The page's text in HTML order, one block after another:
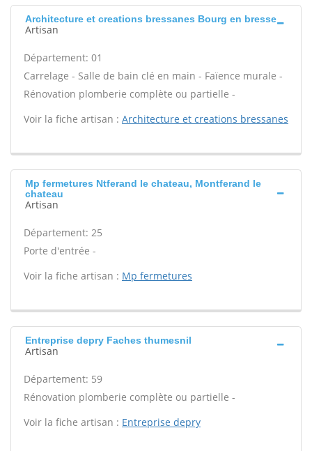
Architecture et creations bressanes Bourg en bresse
Artisan
Département: 01
Carrelage - Salle de bain clé en main - Faïence murale -
Rénovation plomberie complète ou partielle -
Voir la fiche artisan : Architecture et creations bressanes
Mp fermetures Ntferand le chateau, Montferand le
chateau
Artisan
Département: 25
Porte d'entrée -
Voir la fiche artisan : Mp fermetures
Entreprise depry Faches thumesnil
Artisan
Département: 59
Rénovation plomberie complète ou partielle -
Voir la fiche artisan : Entreprise depry